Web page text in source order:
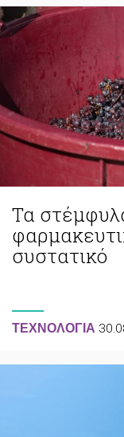
Τα
συστατικό
ΤΕΧΝΟΛΟΓΙΑ